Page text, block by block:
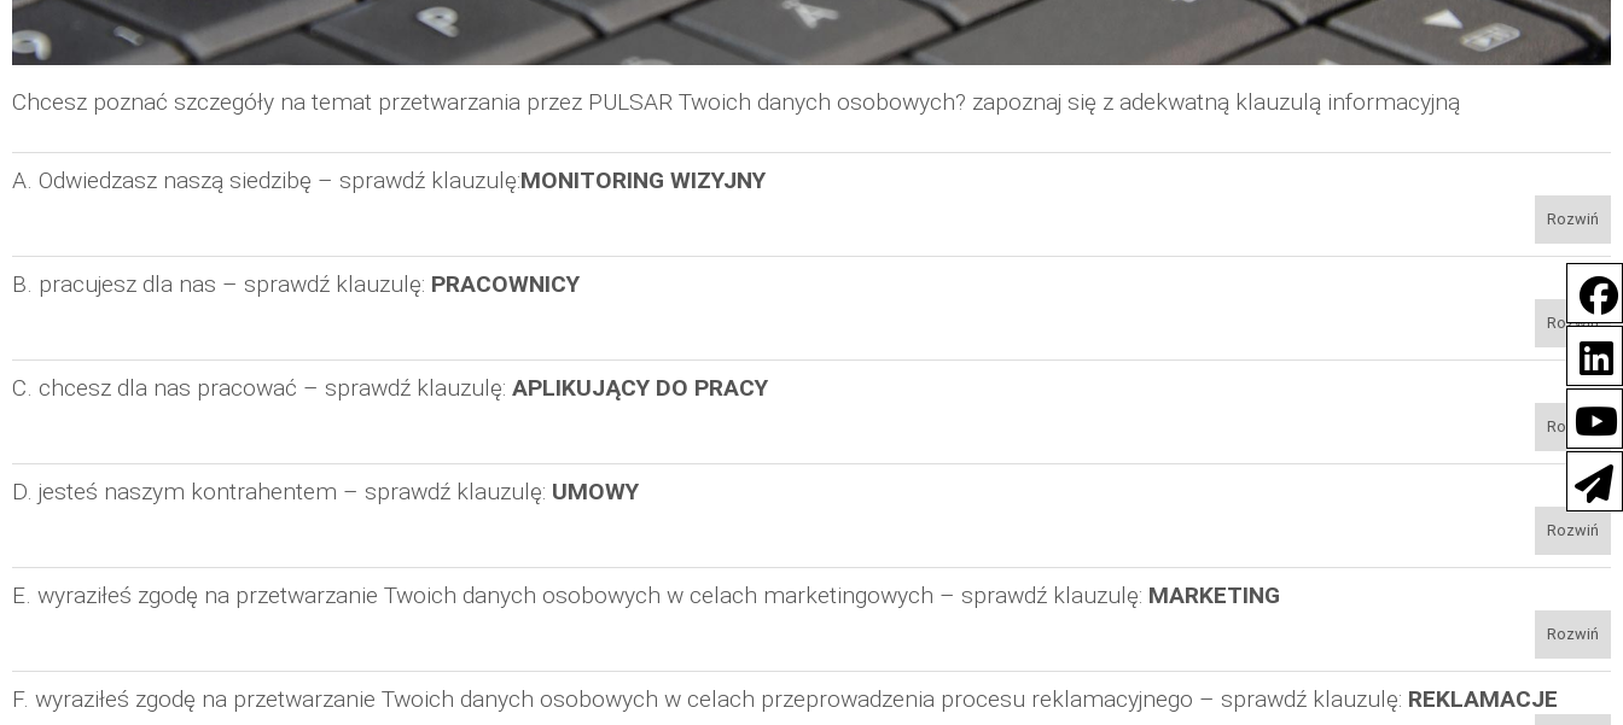
Chcesz poznać szczegóły na temat przetwarzania przez PULSAR Twoich danych osobowych? zapoznaj się z adekwatną klauzulą informacyjną
A. Odwiedzasz naszą siedzibę – sprawdź klauzulę:MONITORING WIZYJNY
Rozwiń
B. pracujesz dla nas – sprawdź klauzulę: PRACOWNICY
Rozwiń
C. chcesz dla nas pracować – sprawdź klauzulę: APLIKUJĄCY DO PRACY
Rozwiń
D. jesteś naszym kontrahentem – sprawdź klauzulę: UMOWY
Rozwiń
E. wyraziłeś zgodę na przetwarzanie Twoich danych osobowych w celach marketingowych – sprawdź klauzulę: MARKETING
Rozwiń
F. wyraziłeś zgodę na przetwarzanie Twoich danych osobowych w celach przeprowadzenia procesu reklamacyjnego – sprawdź klauzulę: REKLAMACJE